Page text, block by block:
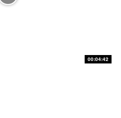
00:04:42